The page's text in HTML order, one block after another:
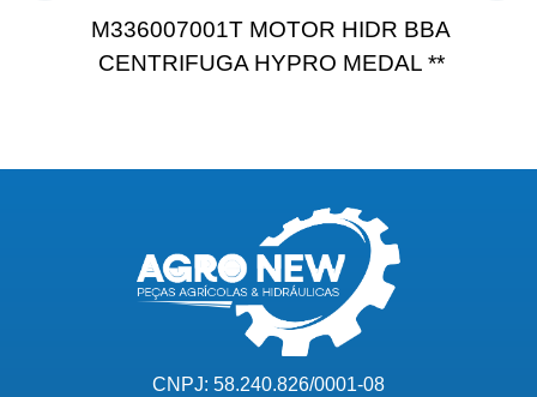
M336007001T MOTOR HIDR BBA
CENTRIFUGA HYPRO MEDAL **
CNPJ: 58.240.826/0001-08